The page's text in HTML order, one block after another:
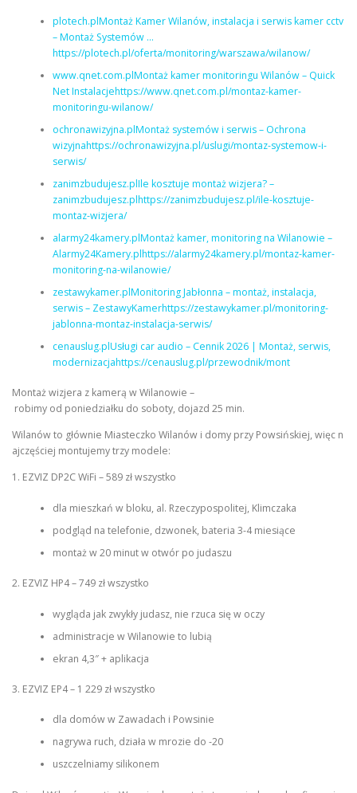
plotech.plMontaż Kamer Wilanów, instalacja i serwis kamer cctv
– Montaż Systemów …
https://plotech.pl/oferta/monitoring/warszawa/wilanow/
www.qnet.com.plMontaż kamer monitoringu Wilanów – Quick
Net Instalacjehttps://www.qnet.com.pl/montaz-kamer-
monitoringu-wilanow/
ochronawizyjna.plMontaż systemów i serwis – Ochrona
wizyjnahttps://ochronawizyjna.pl/uslugi/montaz-systemow-i-
serwis/
zanimzbudujesz.plIle kosztuje montaż wizjera? –
zanimzbudujesz.plhttps://zanimzbudujesz.pl/ile-kosztuje-
montaz-wizjera/
alarmy24kamery.plMontaż kamer, monitoring na Wilanowie –
Alarmy24Kamery.plhttps://alarmy24kamery.pl/montaz-kamer-
monitoring-na-wilanowie/
zestawykamer.plMonitoring Jabłonna – montaż, instalacja,
serwis – ZestawyKamerhttps://zestawykamer.pl/monitoring-
jablonna-montaz-instalacja-serwis/
cenauslug.plUsługi car audio – Cennik 2026 | Montaż, serwis,
modernizacjahttps://cenauslug.pl/przewodnik/mont
Montaż wizjera z kamerą w Wilanowie –
robimy od poniedziałku do soboty, dojazd 25 min.
Wilanów to głównie Miasteczko Wilanów i domy przy Powsińskiej, więc n
ajczęściej montujemy trzy modele:
1. EZVIZ DP2C WiFi – 589 zł wszystko
dla mieszkań w bloku, al. Rzeczypospolitej, Klimczaka
podgląd na telefonie, dzwonek, bateria 3-4 miesiące
montaż w 20 minut w otwór po judaszu
2. EZVIZ HP4 – 749 zł wszystko
wygląda jak zwykły judasz, nie rzuca się w oczy
administracje w Wilanowie to lubią
ekran 4,3″ + aplikacja
3. EZVIZ EP4 – 1 229 zł wszystko
dla domów w Zawadach i Powsinie
nagrywa ruch, działa w mrozie do -20
uszczelniamy silikonem